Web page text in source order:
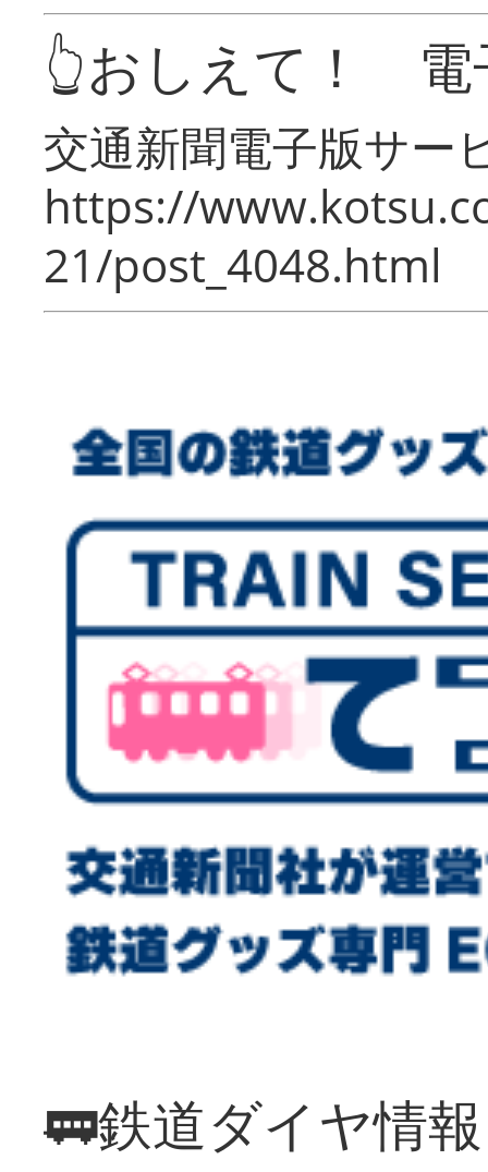
👆おしえて！ 電
交通新聞電子版サー
https://
21/post_4048.html
🚃鉄道ダイヤ情